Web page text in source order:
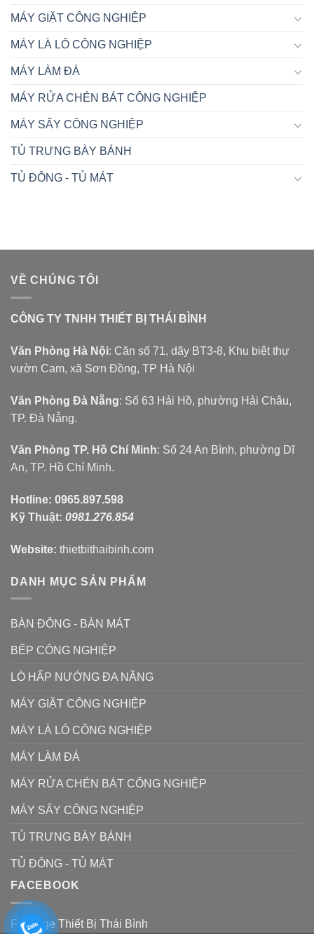
MÁY GIẶT CÔNG NGHIỆP
MÁY LÀ LÔ CÔNG NGHIỆP
MÁY LÀM ĐÁ
MÁY RỬA CHÉN BÁT CÔNG NGHIỆP
MÁY SẤY CÔNG NGHIỆP
TỦ TRƯNG BÀY BÁNH
TỦ ĐÔNG - TỦ MÁT
VỀ CHÚNG TÔI
CÔNG TY TNHH THIẾT BỊ THÁI BÌNH
Văn Phòng Hà Nội: Căn số 71, dãy BT3-8, Khu biệt thự
vườn Cam, xã Sơn Đồng, TP Hà Nội
Văn Phòng Đà Nẵng: Số 63 Hải Hồ, phường Hải Châu,
TP. Đà Nẵng.
Văn Phòng TP. Hồ Chí Minh: Số 24 An Bình, phường Dĩ
An, TP. Hồ Chí Minh.
Hotline: 0965.897.598
Kỹ Thuật: 0981.276.854
Website: thietbithaibinh.com
DANH MỤC SẢN PHẨM
BÀN ĐÔNG - BÀN MÁT
BẾP CÔNG NGHIỆP
LÒ HẤP NƯỚNG ĐA NĂNG
MÁY GIẶT CÔNG NGHIỆP
MÁY LÀ LÔ CÔNG NGHIỆP
MÁY LÀM ĐÁ
MÁY RỬA CHÉN BÁT CÔNG NGHIỆP
MÁY SẤY CÔNG NGHIỆP
TỦ TRƯNG BÀY BÁNH
TỦ ĐÔNG - TỦ MÁT
FACEBOOK
Fanpage Thiết Bị Thái Bình